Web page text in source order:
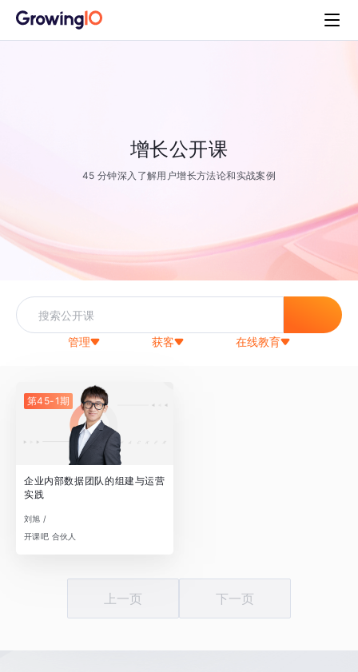
增长公开课
45 分钟深入了解用户增长方法论和实战案例
管理 获客 在线教育
第45-1期
企业内部数据团队的组建与运营
实践
刘旭 /
开课吧 合伙人
上一页 下一页